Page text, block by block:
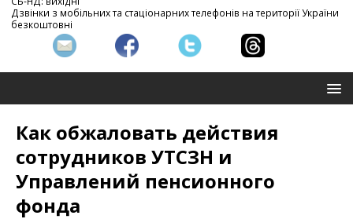
Дзвінки з мобільних та стаціонарних телефонів на території України
безкоштовні
Как обжаловать действия
сотрудников УТСЗН и
Управлений пенсионного
фонда